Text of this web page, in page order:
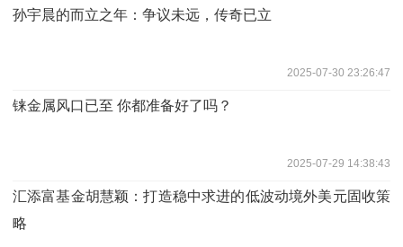
孙宇晨的而立之年：争议未远，传奇已立
2025-07-30 23:26:47
铼金属风口已至 你都准备好了吗？
2025-07-29 14:38:43
汇添富基金胡慧颖：打造稳中求进的低波动境外美元固收策
略